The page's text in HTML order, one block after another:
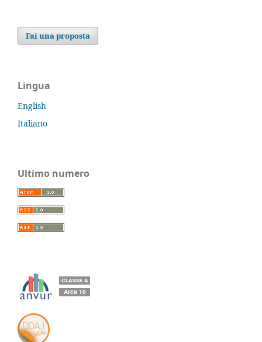
Fai una proposta
Lingua
English
Italiano
Ultimo numero